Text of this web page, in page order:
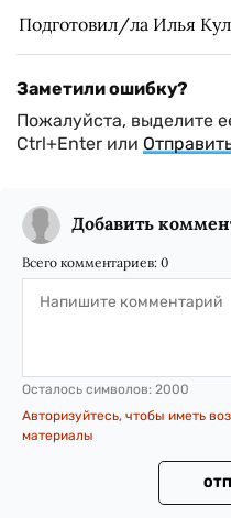
Подготовил/ла Илья
Заметили ошибку?
Пожалуйста, выделите
Ctrl+Enter или
Добавить
Всего комментариев: 0
Осталось символов: 2000
Авторизуйтесь, чтобы иметь
материалы